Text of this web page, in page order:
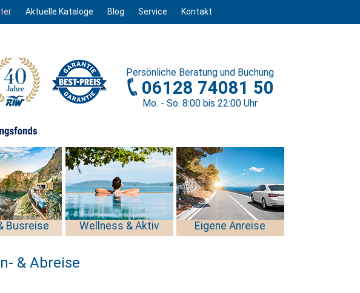
Aktuelle Kataloge Blog Service Kontakt
Persönliche Beratung und Buchung
06128 74081 50
Mo. - So. 8:00 bis 22:00 Uhr
Busreise Wellness & Aktiv Eigene Anreise
& Abreise